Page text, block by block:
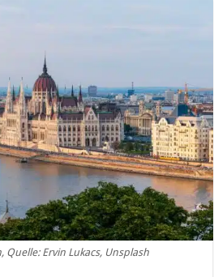
Quelle: Ervin Lukacs, Unsplash